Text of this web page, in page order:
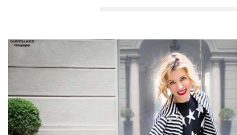
FASHION
OUTFIT